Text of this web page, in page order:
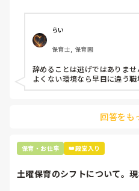
今で言う不適切保育も
仕方ないよね
もう何も言わずに
子どもの言いなりになればいい
などいう意見で…
上の先生に相談することは難
最後の職場にしようと思ってい
辞めることは逃げ、と、過去辞
います
らい
保育士, 保育園
辞めることは逃げではありませ
よくない環境なら早目に違う職
回答をも
保育・お仕事 👑殿堂入り
土曜保育のシフトについて。